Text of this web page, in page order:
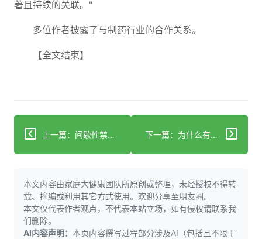
著且持续的关联。"
多位作者披露了与制药行业的合作关系。
【全文结束】
上一篇：间歇性禁食争议：新研究揭示其与不可逆健康损伤的关联 下一篇：为什么有这么多千禧一代患上癌症
本文内容由家庭大健康团队所原创或整理，未经授权不得转
载、摘编或利用其它方式使用。欢迎分享至朋友圈。
本文仅代表作者观点，不代表本站立场，如有侵权请联系我
们删除。
AI内容声明： 本页内容撰写过程部分涉及AI（包括且不限于